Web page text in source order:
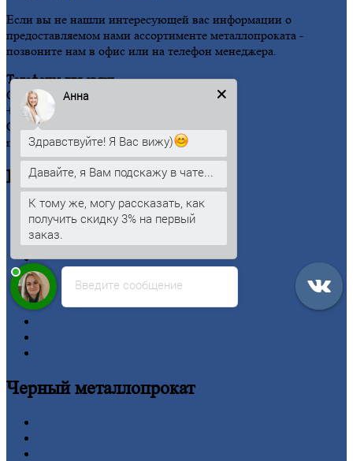
Если вы не нашли интересующей вас информации о
предоставляемом нами ассортименте металлопроката -
позвоните нам в офис или на телефон менеджера.
Телефоны для связи
Санкт-Петербург:
+7 (812) 389-23-81
Оставить заявку на почту:
mm@metallmoment.ru
Информация
Главная
Вакансии
ОКомпании
Заводы
Контакты
Прайс-лист
Новости
Черныйметаллопрокат
Введите сообщение
Анна
Здравствуйте! Я Вас вижу)
Давайте, я Вам подскажу в чате...
К тому же, могу рассказать, как
получить скидку 3% на первый
заказ.